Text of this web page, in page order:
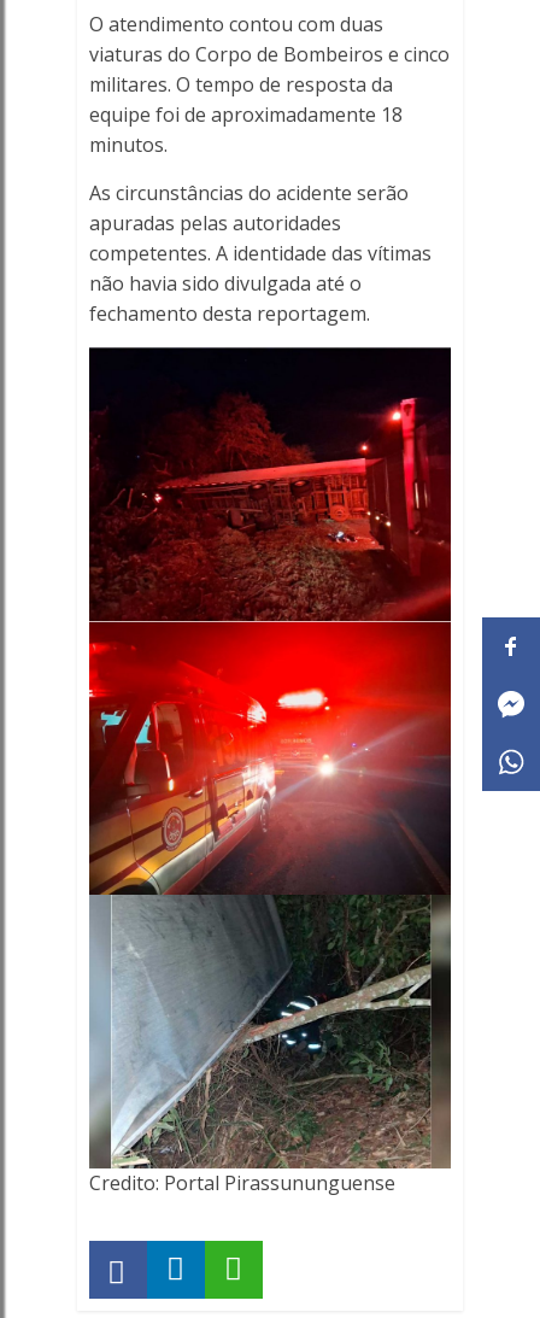
O atendimento contou com duas
viaturas do Corpo de Bombeiros e cinco
militares. O tempo de resposta da
equipe foi de aproximadamente 18
minutos.
As circunstâncias do acidente serão
apuradas pelas autoridades
competentes. A identidade das vítimas
não havia sido divulgada até o
fechamento desta reportagem.
Credito: Portal Pirassununguense